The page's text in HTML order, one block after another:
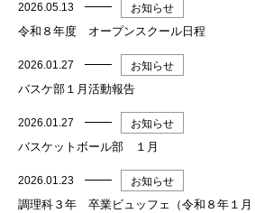
2026.05.13 お知らせ
令和８年度 オープンスクール日程
2026.01.27 お知らせ
バスケ部１月活動報告
2026.01.27 お知らせ
バスケットボール部 １月
2026.01.23 お知らせ
調理科３年 卒業ビュッフェ（令和８年１月